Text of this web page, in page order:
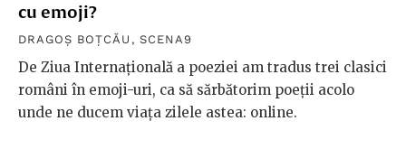
cu emoji?
DRAGOȘ BOȚCĂU , SCENA9
De Ziua Internațională a poeziei am tradus trei clasici
români în emoji-uri, ca să sărbătorim poeții acolo
unde ne ducem viața zilele astea: online.